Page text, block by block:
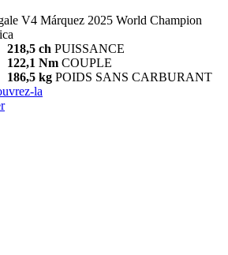
V4 Márquez 2025 World Champion
218,5 ch PUISSANCE
122,1 Nm COUPLE
186,5 kg POIDS SANS CARBURANT
la